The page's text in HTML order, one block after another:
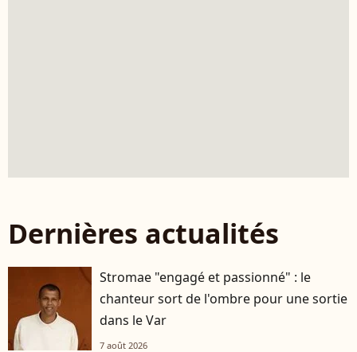
Dernières actualités
Stromae "engagé et passionné" : le
chanteur sort de l'ombre pour une sortie
dans le Var
7 août 2026